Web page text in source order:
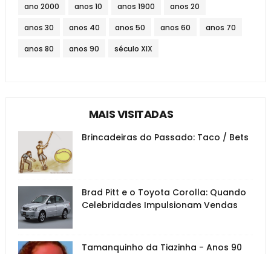
ano 2000 anos 10 anos 1900 anos 20
anos 30 anos 40 anos 50 anos 60 anos 70
anos 80 anos 90 século XIX
MAIS VISITADAS
Brincadeiras do Passado: Taco / Bets
Brad Pitt e o Toyota Corolla: Quando
Celebridades Impulsionam Vendas
Tamanquinho da Tiazinha - Anos 90